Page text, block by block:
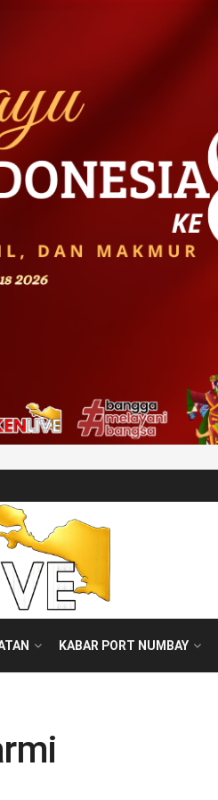
KABAR PORT NUMBAY